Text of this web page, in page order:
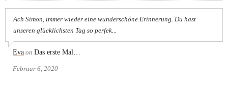
Ach Simon, immer wieder eine wunderschöne Erinnerung. Du hast
unseren glücklichsten Tag so perfek...
Eva on Das erste Mal…
Februar 6, 2020